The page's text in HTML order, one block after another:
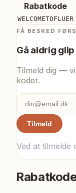
Rabatkode
WELCOMETOFLUER
FÅ BESKED
Gå aldrig
Tilmeld dig —
koder.
Tilmeld
Ved at tilmelde